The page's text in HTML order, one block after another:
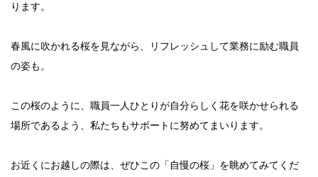
ります。
春風に吹かれる桜を見ながら、リフレッシュして業務に励む職員
の姿も。
この桜のように、職員一人ひとりが自分らしく花を咲かせられる
場所であるよう、私たちもサポートに努めてまいります。
お近くにお越しの際は、ぜひこの「自慢の桜」を眺めてみてくだ